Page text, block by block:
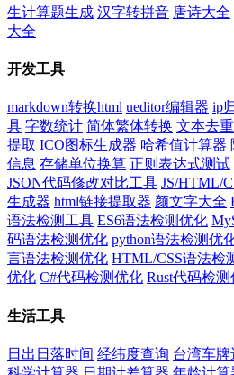
生计算题生成 汉字转拼音 唐诗大全
大全
开发工具
markdown转换html ueditor编辑器 ip
具 字数统计 简体繁体转换 文本去重
提取 ICO图标生成器 哈希值计算器
信息 存储单位换算 正则表达式测试
JSON代码修改对比工具 JS/HTML/
生成器 html链接提取器 颜文字大全
语法检测工具 ES6语法检测优化
码语法检测优化 python语法检测优
言语法检测优化 HTML/CSS语法检
优化 C#代码检测优化 Rust代码检
生活工具
日出日落时间 经纬度查询 台湾车牌